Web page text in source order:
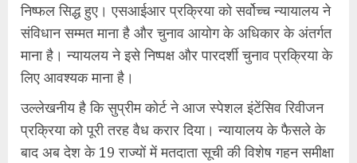
निष्फल सिद्ध हुए। एसआईआर प्रक्रिया को सर्वोच्च न्यायालय ने
संविधान सम्मत माना है और चुनाव आयोग के अधिकार के अंतर्गत
माना है। न्यायलय ने इसे निष्पक्ष और पारदर्शी चुनाव प्रक्रिया के
लिए आवश्यक माना है।
उल्लेखनीय है कि सुप्रीम कोर्ट ने आज स्पेशल इंटेंसिव रिवीजन
प्रक्रिया को पूरी तरह वैध करार दिया। न्यायालय के फैसले के
बाद अब देश के 19 राज्यों में मतदाता सूची की विशेष गहन समीक्षा